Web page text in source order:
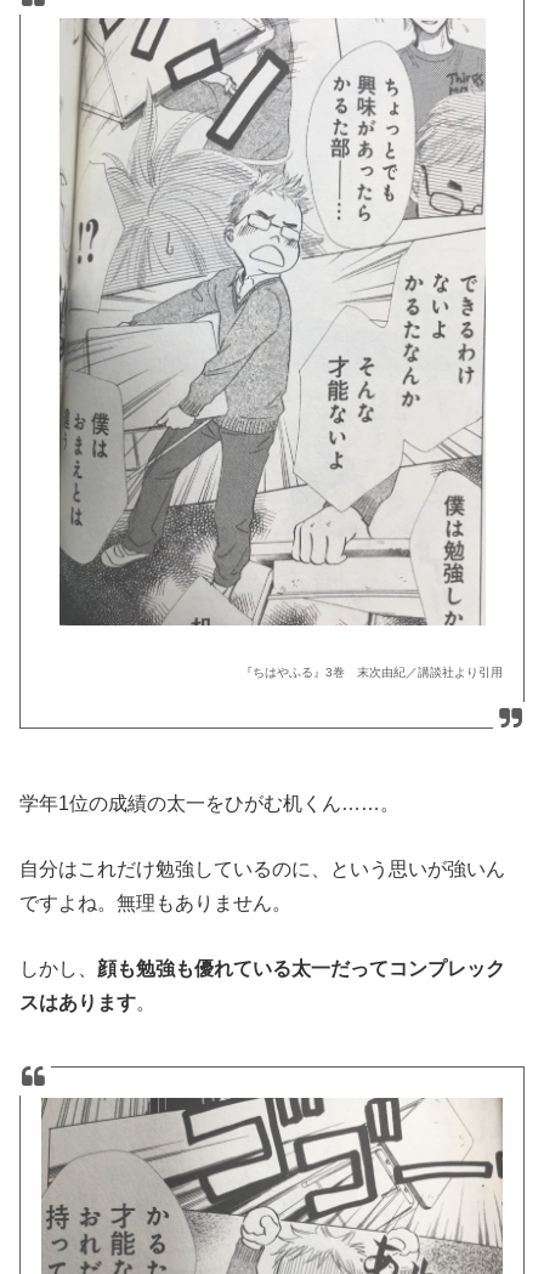
『ちはやふる』3巻 末次由紀／講談社より引用
学年1位の成績の太一をひがむ机くん……。
自分はこれだけ勉強しているのに、という思いが強いん
ですよね。無理もありません。
しかし、 顔も勉強も優れている太一だってコンプレック
スはあります。